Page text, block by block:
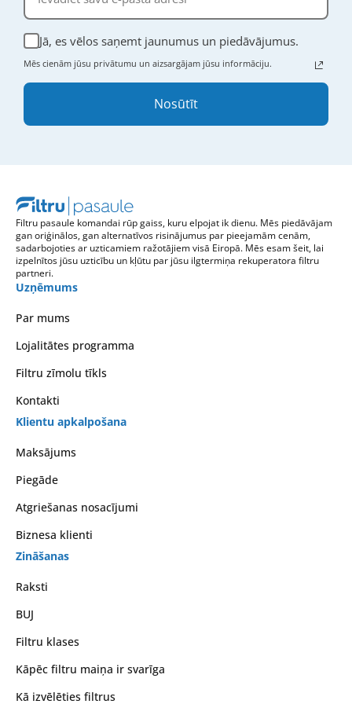
Jā, es vēlos saņemt jaunumus un piedāvājumus.
Mēs cienām jūsu privātumu un aizsargājam jūsu informāciju.
Nosūtīt
Filtru pasaule komandai rūp gaiss, kuru elpojat ik dienu. Mēs piedāvājam
gan oriģinālos, gan alternatīvos risinājumus par pieejamām cenām,
sadarbojoties ar uzticamiem ražotājiem visā Eiropā. Mēs esam šeit, lai
izpelnītos jūsu uzticību un kļūtu par jūsu ilgtermiņa rekuperatora filtru
partneri.
Uzņēmums
Par mums
Lojalitātes programma
Filtru zīmolu tīkls
Kontakti
Klientu apkalpošana
Maksājums
Piegāde
Atgriešanas nosacījumi
Biznesa klienti
Zināšanas
Raksti
BUJ
Filtru klases
Kāpēc filtru maiņa ir svarīga
Kā izvēlēties filtrus